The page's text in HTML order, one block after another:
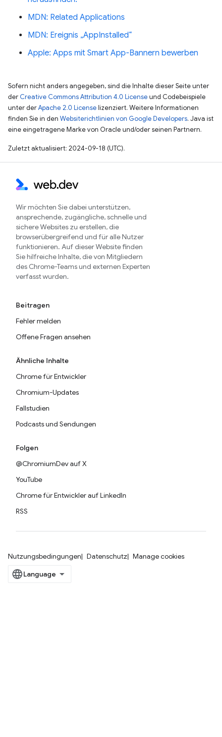
MDN: Related Applications
MDN: Ereignis „AppInstalled“
Apple: Apps mit Smart App-Bannern bewerben
Sofern nicht anders angegeben, sind die Inhalte dieser Seite unter
der Creative Commons Attribution 4.0 Licenseund Codebeispiele
unter derApache 2.0 Licenselizenziert. Weitere Informationen
finden Sie in den Websiterichtlinien von Google Developers. Java ist
eine eingetragene Marke von Oracle und/oder seinen Partnern.
Zuletzt aktualisiert: 2024-09-18 (UTC).
Wir möchten Sie dabei unterstützen,
ansprechende, zugängliche, schnelle und
sichere Websites zu erstellen, die
browserübergreifend und für alle Nutzer
funktionieren. Auf dieser Website finden
Sie hilfreiche Inhalte, die von Mitgliedern
des Chrome-Teams und externen Experten
verfasst wurden.
Beitragen
Fehler melden
Offene Fragen ansehen
Ähnliche Inhalte
Chrome für Entwickler
Chromium-Updates
Fallstudien
Podcasts und Sendungen
Folgen
@ChromiumDev auf X
YouTube
Chrome für Entwickler auf LinkedIn
RSS
Nutzungsbedingungen Datenschutz Manage cookies